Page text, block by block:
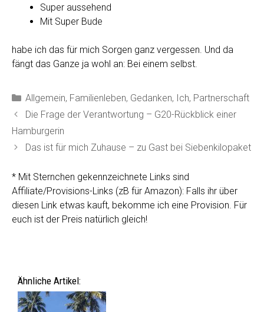
Super aussehend
Mit Super Bude
habe ich das für mich Sorgen ganz vergessen. Und da
fängt das Ganze ja wohl an: Bei einem selbst.
Kategorien
Allgemein, Familienleben, Gedanken, Ich, Partnerschaft
Die Frage der Verantwortung – G20-Rückblick einer
Hamburgerin
Das ist für mich Zuhause – zu Gast bei Siebenkilopaket
* Mit Sternchen gekennzeichnete Links sind
Affiliate/Provisions-Links (zB für Amazon): Falls ihr über
diesen Link etwas kauft, bekomme ich eine Provision. Für
euch ist der Preis natürlich gleich!
Ähnliche Artikel: